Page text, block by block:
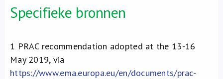
Specifieke bronnen
1 PRAC recommendation adopted at the 13-16
May 2019, via
https://www.ema.europa.eu/en/documents/prac-